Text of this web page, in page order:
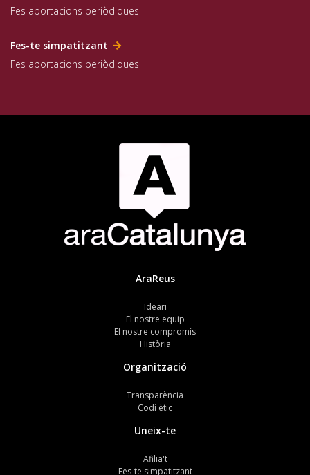
Fes aportacions periòdiques
Fes-te simpatitzant
Fes aportacions periòdiques
AraReus
Ideari
El nostre equip
El nostre compromís
Història
Organització
Transparència
Codi ètic
Uneix-te
Afilia't
Fes-te simpatitzant